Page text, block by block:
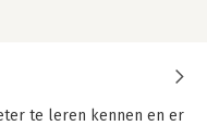
te leren kennen en er